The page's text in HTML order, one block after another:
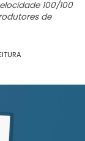
100/100
de